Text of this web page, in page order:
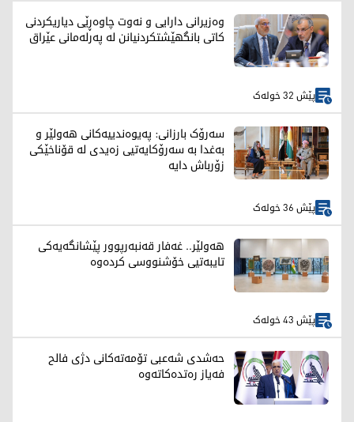
وەزیرانی دارایی و نەوت چاوەڕێی دیاریکردنی
کاتی بانگهێشتکردنیانن لە پەرلەمانی عێراق
پێش 32 خولەک
سەرۆک بارزانی: پەیوەندییەکانی هەولێر و
بەغدا بە سەرۆکایەتیی زەیدی لە قۆناخێکی
زۆرباش دایە
پێش 36 خولەک
هەولێر.. غەفار قەنبەرپوور پێشانگەیەکی
تایبەتیی خۆشنووسی کردەوە
پێش 43 خولەک
حەشدی شەعبی تۆمەتەکانی دژی فالح
فەیاز رەتدەکاتەوە